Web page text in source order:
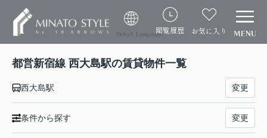
Select Language閲覧履歴 お気に入り
都営新宿線 西大島駅の賃貸物件一覧
西大島駅 変更
条件から探す 変更